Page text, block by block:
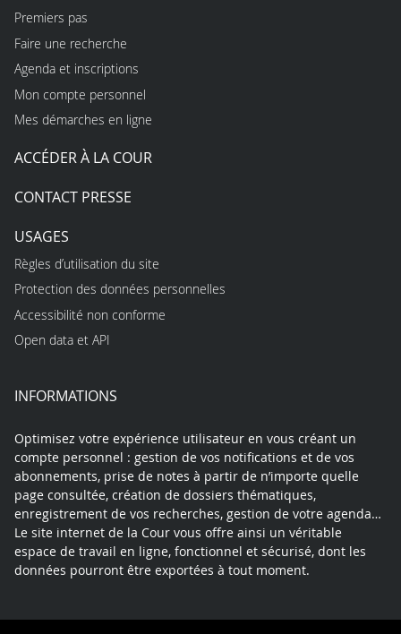
Premiers pas
Faire une recherche
Agenda et inscriptions
Mon compte personnel
Mes démarches en ligne
ACCÉDER À LA COUR
CONTACT PRESSE
USAGES
Règles d’utilisation du site
Protection des données personnelles
Accessibilité non conforme
Open data et API
INFORMATIONS
Optimisez votre expérience utilisateur en vous créant un
compte personnel : gestion de vos notifications et de vos
abonnements, prise de notes à partir de n’importe quelle
page consultée, création de dossiers thématiques,
enregistrement de vos recherches, gestion de votre agenda…
Le site internet de la Cour vous offre ainsi un véritable
espace de travail en ligne, fonctionnel et sécurisé, dont les
données pourront être exportées à tout moment.